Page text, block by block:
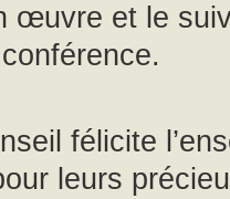
œuvre et le
félicite
leurs